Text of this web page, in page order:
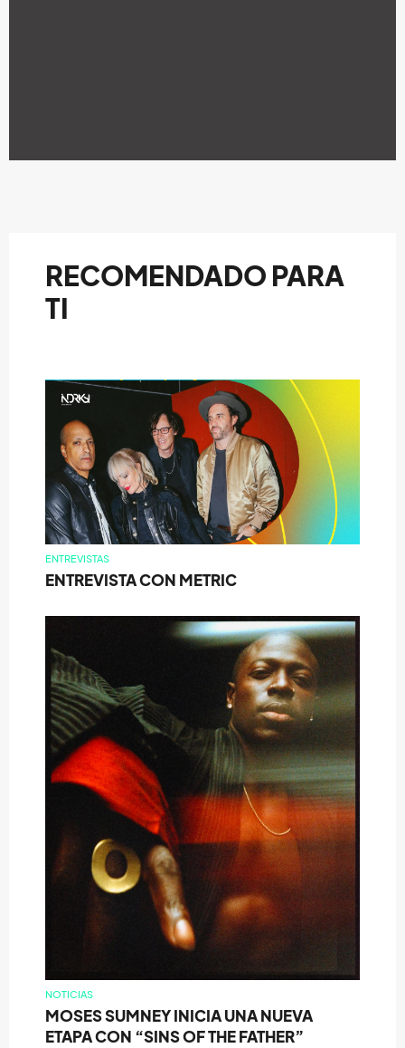
RECOMENDADO PARA
TI
ENTREVISTAS
ENTREVISTA CON METRIC
NOTICIAS
MOSES SUMNEY INICIA UNA NUEVA
ETAPA CON “SINS OF THE FATHER”